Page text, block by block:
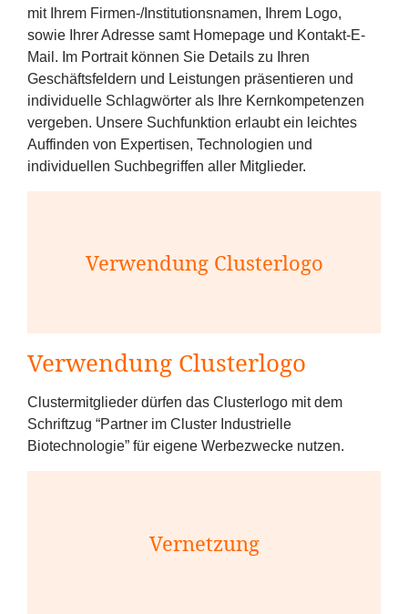
mit Ihrem Firmen-/Institutionsnamen, Ihrem Logo,
sowie Ihrer Adresse samt Homepage und Kontakt-E-
Mail. Im Portrait können Sie Details zu Ihren
Geschäftsfeldern und Leistungen präsentieren und
individuelle Schlagwörter als Ihre Kernkompetenzen
vergeben. Unsere Suchfunktion erlaubt ein leichtes
Auffinden von Expertisen, Technologien und
individuellen Suchbegriffen aller Mitglieder.
Verwendung Clusterlogo
Verwendung Clusterlogo
Clustermitglieder dürfen das Clusterlogo mit dem
Schriftzug “Partner im Cluster Industrielle
Biotechnologie” für eigene Werbezwecke nutzen.
Vernetzung